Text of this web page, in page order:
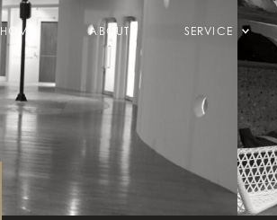
HOME ABOUT SERVICE